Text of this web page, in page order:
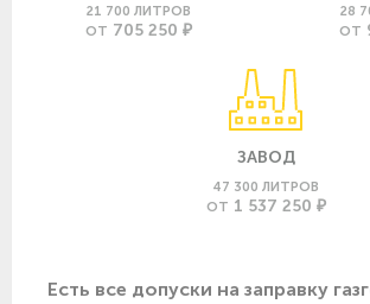
21 700 ЛИТРОВ
ОТ 705 250 ₽
28
ОТ
ЗАВОД
47 300 ЛИТРОВ
ОТ 1 537 250 ₽
Есть все допуски нa заправку